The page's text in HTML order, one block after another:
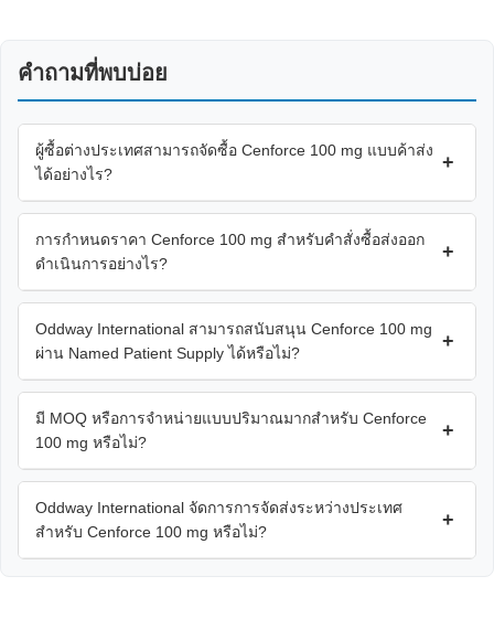
คำถามที่พบบ่อย
ผู้ซื้อต่างประเทศสามารถจัดซื้อ Cenforce 100 mg แบบค้าส่ง
ได้อย่างไร?
+
การกำหนดราคา Cenforce 100 mg สำหรับคำสั่งซื้อส่งออก
ดำเนินการอย่างไร?
+
Oddway International สามารถสนับสนุน Cenforce 100 mg
ผ่าน Named Patient Supply ได้หรือไม่?
+
มี MOQ หรือการจำหน่ายแบบปริมาณมากสำหรับ Cenforce
100 mg หรือไม่?
+
Oddway International จัดการการจัดส่งระหว่างประเทศ
สำหรับ Cenforce 100 mg หรือไม่?
+